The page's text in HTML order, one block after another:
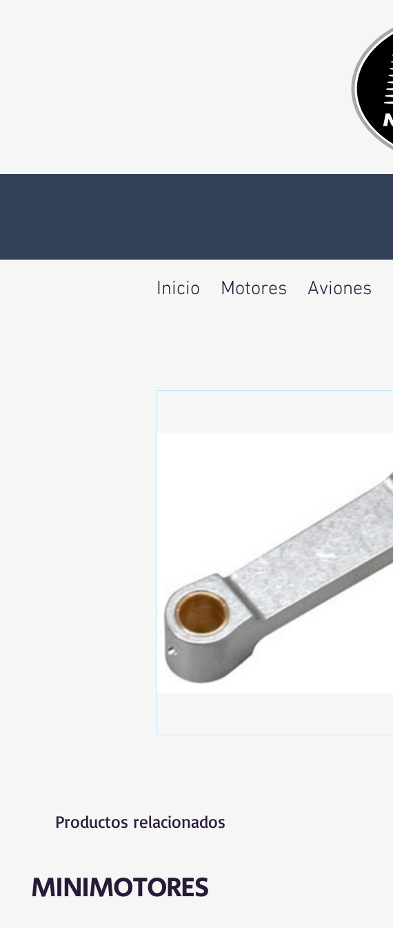
Inicio Motores Aviones
Productos relacionados
MINIMOTORES